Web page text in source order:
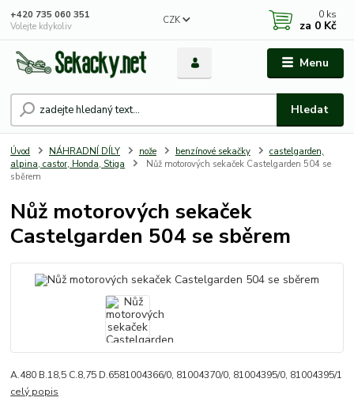
Menu
CZK
Hledat
+420 735 060 351
Volejte kdykoliv
0 ks
za 0 Kč
Úvod NÁHRADNÍ DÍLY nože benzínové sekačky
castelgarden,
alpina, castor, Honda, Stiga
Nůž motorových sekaček Castelgarden 504 se
sběrem
Nůž motorových sekaček
Castelgarden 504 se sběrem
A.480 B.18,5 C.8,75 D.6581004366/0, 81004370/0, 81004395/0, 81004395/1
celý popis